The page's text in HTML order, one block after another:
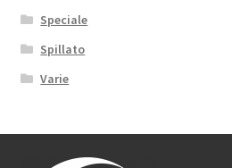
Speciale
Spillato
Varie